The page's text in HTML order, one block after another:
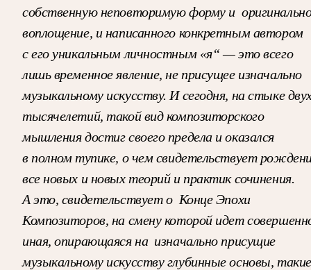
собственную неповторимую форму и
воплощение, и написанного конкретным автором
с его уникальным личностным «я“ — это всего
лишь временное явление, не присущее изначально
музыкальному искусству. И сегодня, на стыке
тысячелетий, такой вид композиторского
мышления достиг своего предела и оказался
в полном тупике, о чем свидетельствует
все новых и новых теорий и практик сочинения.
А это, свидетельствует о Конце Эпохи
Композиторов, на смену которой идет
иная, опирающаяся на изначально присущие
музыкальному искусству глубинные основы, такие